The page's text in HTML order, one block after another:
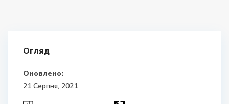
Огляд
Оновлено:
21 Серпня, 2021